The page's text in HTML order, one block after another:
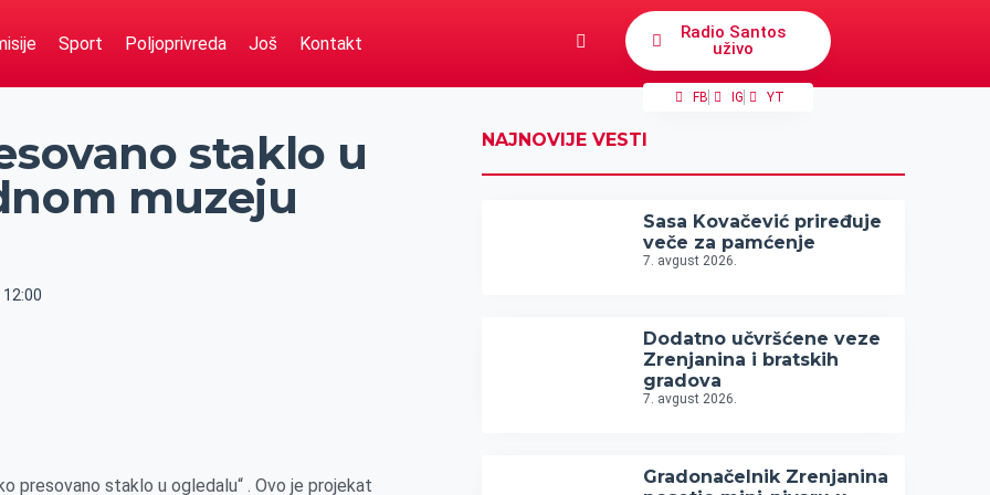
Sport Poljoprivreda Još Kontakt
Radio Santos
uživo
FB IG YT
staklo u
muzeju
12:00
presovano staklo u ogledalu“ . Ovo je projekat
NAJNOVIJE VESTI
Sasa Kovačević priređuje
veče za pamćenje
7. avgust 2026.
Dodatno učvršćene veze
Zrenjanina i bratskih
gradova
7. avgust 2026.
Gradonačelnik Zrenjanina